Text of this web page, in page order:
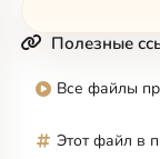
Полезные
Все файлы
Этот файл в